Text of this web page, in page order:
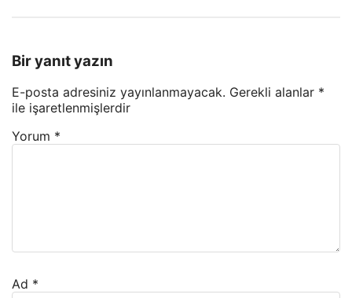
Bir yanıt yazın
E-posta adresiniz yayınlanmayacak. Gerekli alanlar *
ile işaretlenmişlerdir
Yorum *
Ad *